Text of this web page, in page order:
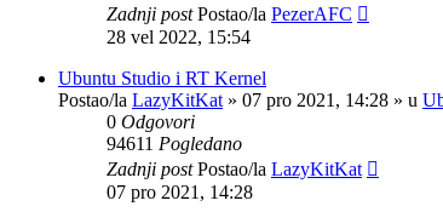
Zadnji postPostao/la PezerAFC
28 vel 2022, 15:54
Ubuntu Studio i RT Kernel
Postao/la LazyKitKat » 07 pro 2021, 14:28 » u
0 Odgovori
94611 Pogledano
Zadnji postPostao/la LazyKitKat
07 pro 2021, 14:28